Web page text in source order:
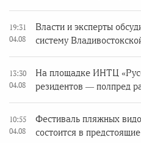
19:31
04.08
Власти и эксперты
систему
13:30
04.08
На площадке ИНТЦ
резидентов — полпред
10:55
04.08
Фестиваль пляжных
состоится в